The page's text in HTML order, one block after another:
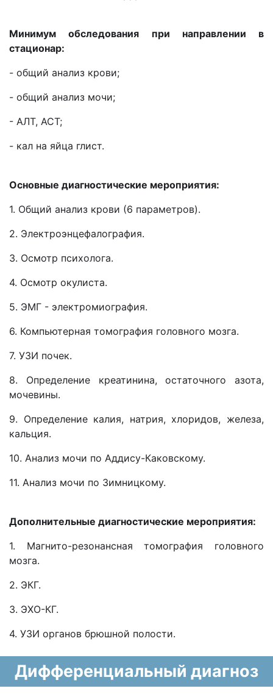
Минимум обследования при направлении в
стационар:
- общий анализ крови;
- общий анализ мочи;
- АЛТ, АСТ;
- кал на яйца глист.
Основные диагностические мероприятия:
1. Общий анализ крови (6 параметров).
2. Электроэнцефалография.
3. Осмотр психолога.
4. Осмотр окулиста.
5. ЭМГ - электромиография.
6. Компьютерная томография головного мозга.
7. УЗИ почек.
8. Определение креатинина, остаточного азота,
мочевины.
9. Определение калия, натрия, хлоридов, железа,
кальция.
10. Анализ мочи по Аддису-Каковскому.
11. Анализ мочи по Зимницкому.
Дополнительные диагностические мероприятия:
1. Магнито-резонансная томография головного
мозга.
2. ЭКГ.
3. ЭХО-КГ.
4. УЗИ органов брюшной полости.
Дифференциальный диагноз